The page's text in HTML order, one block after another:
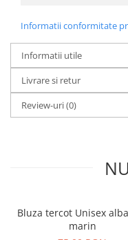
Informatii conformitate
Informatii utile
Livrare si retur
Review-uri(0)
Bluza tercot Unisex
marin